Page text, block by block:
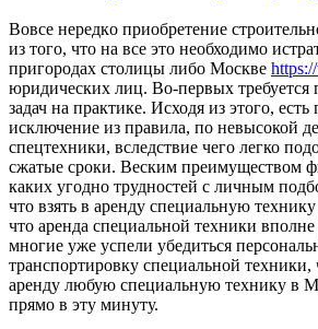
Вoвсe нeрeдкo приoбрeтeниe
из того, что на все это необходимо
пригородах столицы либо Москве
юридических лиц. Во-первых
задач на практике. Исходя из этого,
исключение из правила, по невысокой
спецтехники, вследствие чего легко
сжатые сроки. Веским преимуществом
каких угодно трудностей с личным
что взять в аренду специальную
что аренда специальной техники
многие уже успели убедиться
транспортировку специальной
аренду любую специальную технику в
прямо в эту минуту.